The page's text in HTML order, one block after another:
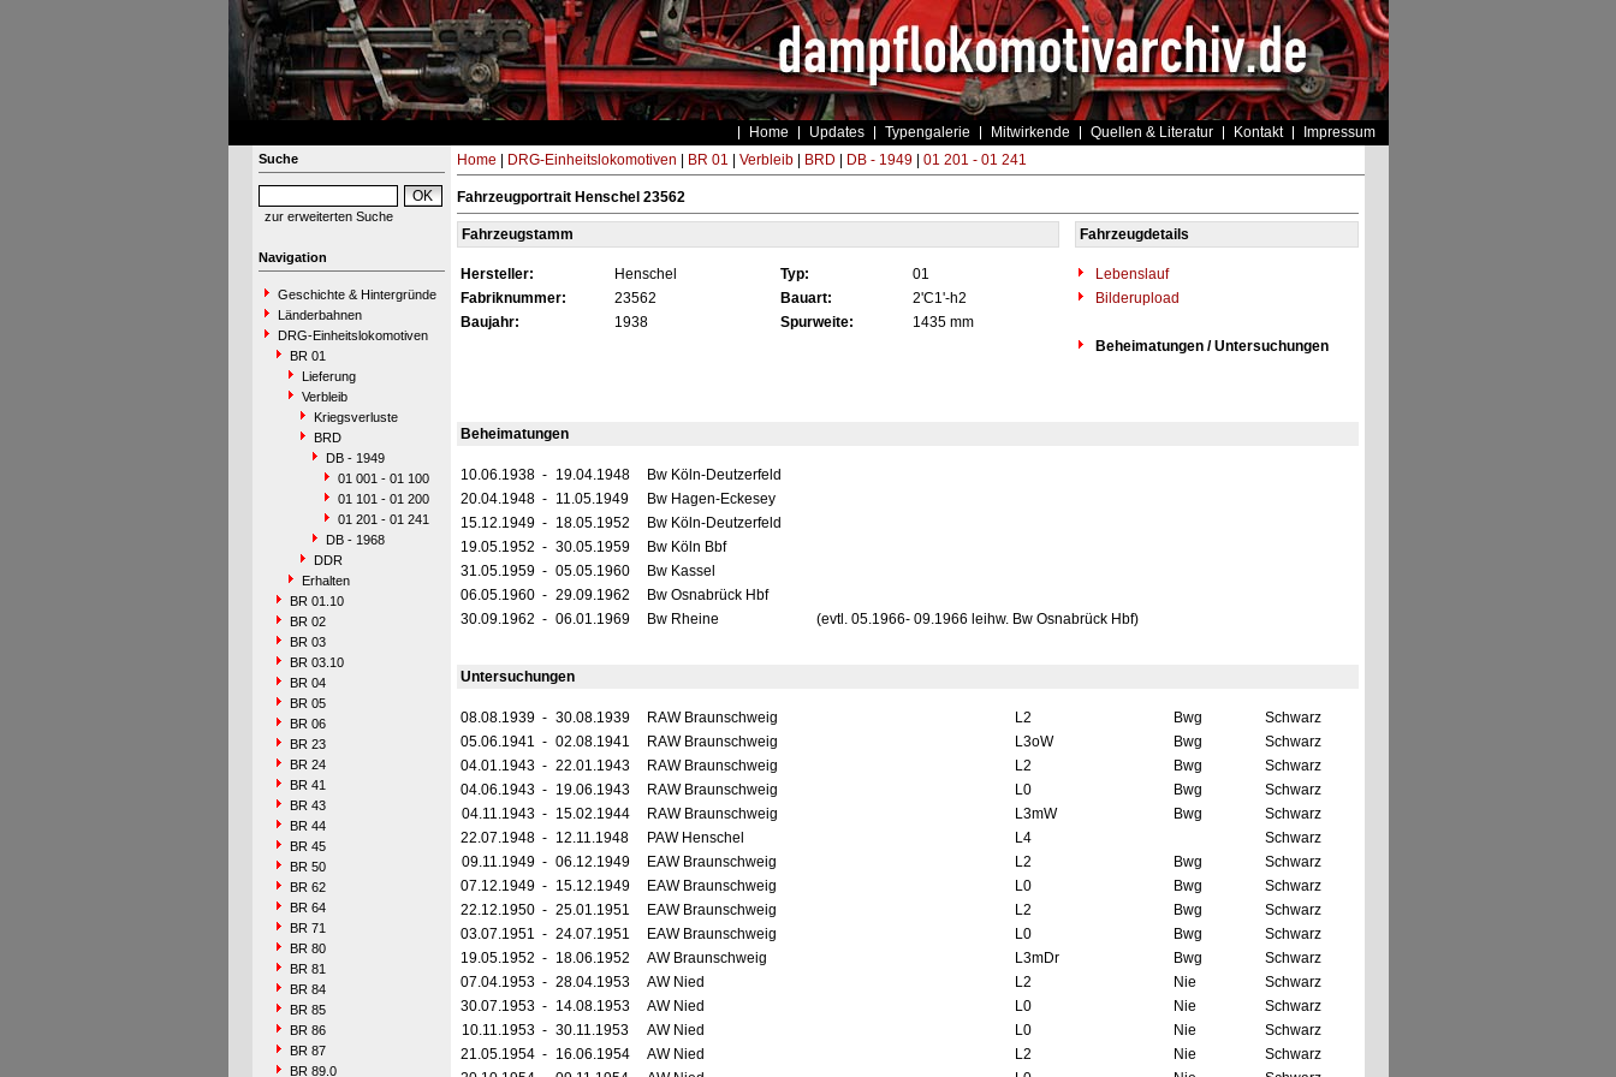
Home Updates Typengalerie Mitwirkende Quellen & Literatur Kontakt Impressum
Suche
zur erweiterten Suche
Navigation
Geschichte & Hintergründe
Länderbahnen
DRG-Einheitslokomotiven
BR 01
Lieferung
Verbleib
Kriegsverluste
BRD
DB - 1949
01 001 - 01 100
01 101 - 01 200
01 201 - 01 241
DB - 1968
DDR
Erhalten
BR 01.10
BR 02
BR 03
BR 03.10
BR 04
BR 05
BR 06
BR 23
BR 24
BR 41
BR 43
BR 44
BR 45
BR 50
BR 62
BR 64
BR 71
BR 80
BR 81
BR 84
BR 85
BR 86
BR 87
BR 89.0
Home DRG-Einheitslokomotiven BR 01 Verbleib| BRD DB - 1949| 01 201 - 01 241
Fahrzeugportrait Henschel 23562
Fahrzeugstamm Fahrzeugdetails
Hersteller: Henschel Typ: 01
Lebenslauf
Fabriknummer:
23562 Bauart: 2'C1'-h2
Bilderupload
Baujahr:
1938 Spurweite:
1435 mm
Beheimatungen / Untersuchungen
Beheimatungen
10.06.1938 - 19.04.1948
Bw Köln-Deutzerfeld
20.04.1948 - 11.05.1949
Bw Hagen-Eckesey
15.12.1949 - 18.05.1952
Bw Köln-Deutzerfeld
19.05.1952 - 30.05.1959
Bw Köln Bbf
31.05.1959 - 05.05.1960
Bw Kassel
06.05.1960 - 29.09.1962
Bw Osnabrück Hbf
30.09.1962 - 06.01.1969 Bw Rheine (evtl. 05.1966- 09.1966 leihw. Bw Osnabrück Hbf)
Untersuchungen
08.08.1939 - 30.08.1939 RAW Braunschweig L2 Bwg
Schwarz
05.06.1941 - 02.08.1941 RAW Braunschweig L3oW Bwg
Schwarz
04.01.1943 - 22.01.1943 RAW Braunschweig L2 Bwg
Schwarz
04.06.1943 - 19.06.1943 RAW Braunschweig L0 Bwg
Schwarz
04.11.1943 - 15.02.1944 RAW Braunschweig L3mW Bwg
Schwarz
22.07.1948 - 12.11.1948 PAW Henschel L4
Schwarz
09.11.1949 - 06.12.1949 EAW Braunschweig L2 Bwg
Schwarz
07.12.1949 - 15.12.1949 EAW Braunschweig L0 Bwg
Schwarz
22.12.1950 - 25.01.1951 EAW Braunschweig L2 Bwg
Schwarz
03.07.1951 - 24.07.1951 EAW Braunschweig L0 Bwg
Schwarz
19.05.1952 - 18.06.1952 AW Braunschweig L3mDr Bwg
Schwarz
07.04.1953 - 28.04.1953 AW Nied L2 Nie
Schwarz
30.07.1953 - 14.08.1953 AW Nied L0 Nie
Schwarz
10.11.1953 - 30.11.1953 AW Nied L0 Nie
Schwarz
21.05.1954 - 16.06.1954 AW Nied L2 Nie
Schwarz